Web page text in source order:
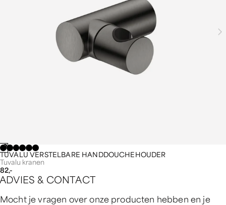
TUVALU VERSTELBARE HANDDOUCHEHOUDER
Tuvalu kranen
82,-
ADVIES & CONTACT
Mocht je vragen over onze producten hebben en je